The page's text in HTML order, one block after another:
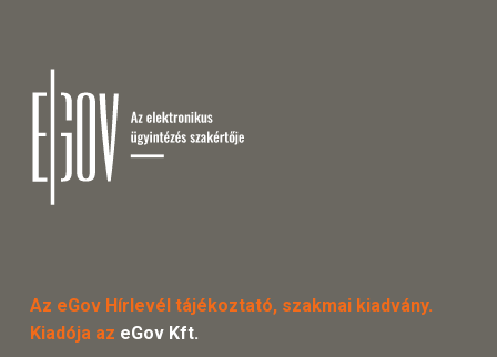
Az eGov Hírlevél tájékoztató, szakmai kiadvány.
Kiadója az eGov Kft.